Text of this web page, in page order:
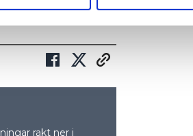
Så det kan ju vara
rakt ner i